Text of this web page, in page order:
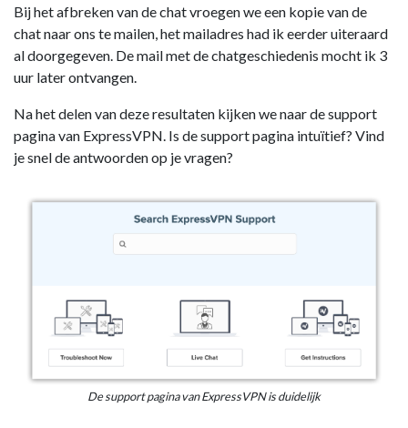
Bij het afbreken van de chat vroegen we een kopie van de
chat naar ons te mailen, het mailadres had ik eerder uiteraard
al doorgegeven. De mail met de chatgeschiedenis mocht ik 3
uur later ontvangen.
Na het delen van deze resultaten kijken we naar de support
pagina van ExpressVPN. Is de support pagina intuïtief? Vind
je snel de antwoorden op je vragen?
De support pagina van ExpressVPN is duidelijk